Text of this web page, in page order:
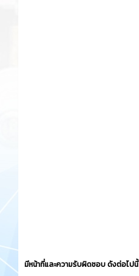
มีหน้าที่และความรับผิดชอบ ดังต่อไปนี้